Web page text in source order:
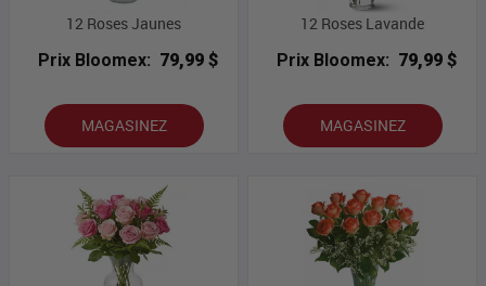
12 Roses Jaunes
Prix Bloomex: 79,99 $
MAGASINEZ
12 Roses Lavande
Prix Bloomex: 79,99 $
MAGASINEZ